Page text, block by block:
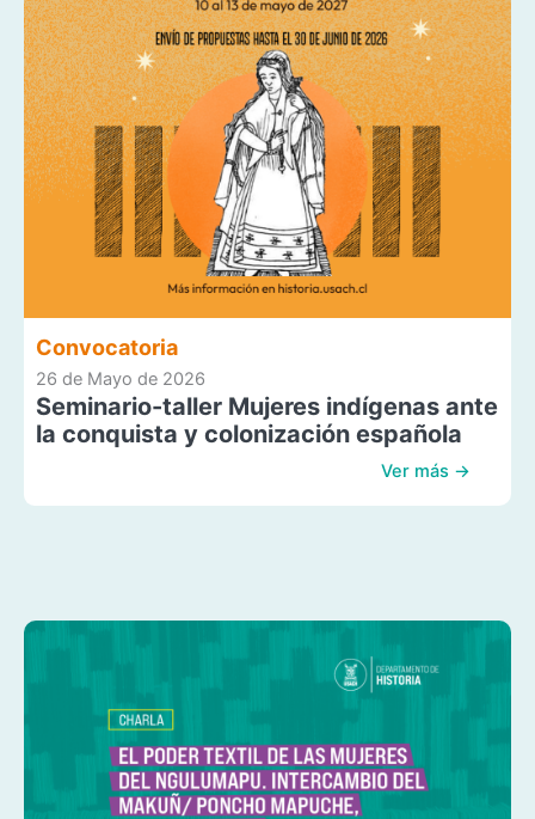
Convocatoria
26 de Mayo de 2026
Seminario-taller Mujeres indígenas ante
la conquista y colonización española
Ver más →